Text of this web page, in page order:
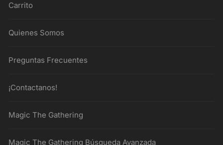
Carrito
Quienes Somos
Preguntas Frecuentes
¡Contactanos!
Magic The Gathering
Magic The Gathering Búsqueda Avanzada